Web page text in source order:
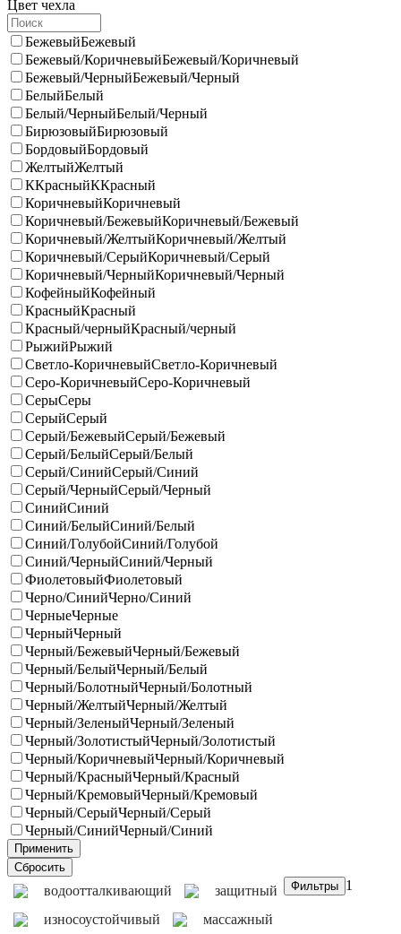
Цвет чехла
БежевыйБежевый
Бежевый/КоричневыйБежевый/Коричневый
Бежевый/ЧерныйБежевый/Черный
БелыйБелый
Белый/ЧерныйБелый/Черный
БирюзовыйБирюзовый
БордовыйБордовый
ЖелтыйЖелтый
ККрасныйККрасный
КоричневыйКоричневый
Коричневый/БежевыйКоричневый/Бежевый
Коричневый/ЖелтыйКоричневый/Желтый
Коричневый/СерыйКоричневый/Серый
Коричневый/ЧерныйКоричневый/Черный
КофейныйКофейный
КрасныйКрасный
Красный/черныйКрасный/черный
РыжийРыжий
Светло-КоричневыйСветло-Коричневый
Серо-КоричневыйСеро-Коричневый
СерыСеры
СерыйСерый
Серый/БежевыйСерый/Бежевый
Серый/БелыйСерый/Белый
Серый/СинийСерый/Синий
Серый/ЧерныйСерый/Черный
СинийСиний
Синий/БелыйСиний/Белый
Синий/ГолубойСиний/Голубой
Синий/ЧерныйСиний/Черный
ФиолетовыйФиолетовый
Черно/СинийЧерно/Синий
ЧерныеЧерные
ЧерныйЧерный
Черный/БежевыйЧерный/Бежевый
Черный/БелыйЧерный/Белый
Черный/БолотныйЧерный/Болотный
Черный/ЖелтыйЧерный/Желтый
Черный/ЗеленыйЧерный/Зеленый
Черный/ЗолотистыйЧерный/Золотистый
Черный/КоричневыйЧерный/Коричневый
Черный/КрасныйЧерный/Красный
Черный/КремовыйЧерный/Кремовый
Черный/СерыйЧерный/Серый
Черный/СинийЧерный/Синий
водоотталкивающий
защитный
износоустойчивый
массажный
1